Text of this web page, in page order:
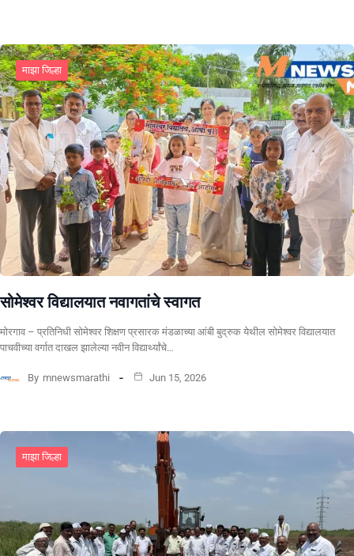
माझा जिल्हा
सोमेश्वर विद्यालयात नवागतांचे स्वागत
मोरगाव – प्रतिनिधी सोमेश्वर शिक्षण प्रसारक मंडळाच्या आंबी बुद्रुक येथील सोमेश्वर विद्यालयात
पाचवीच्या वर्गात दाखल झालेल्या नवीन विद्यार्थ्यांचे…
By mnewsmarathi Jun 15, 2026
माझा जिल्हा